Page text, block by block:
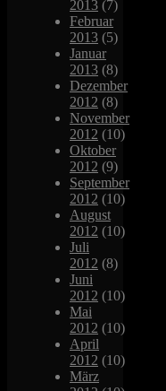
2013 (7)
Februar
2013 (5)
Januar
2013 (8)
Dezember
2012 (8)
November
2012 (10)
Oktober
2012 (9)
September
2012 (10)
August
2012 (10)
Juli
2012 (8)
Juni
2012 (10)
Mai
2012 (10)
April
2012 (10)
März